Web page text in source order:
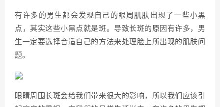
有许多的男生都会发现自己的眼周肌肤出现了一些小黑
点，其实这些小黑点就是斑。导致长斑的原因有许多，男
生一定要选择合适自己的方法来处理脸上所出现的肌肤问
题。
眼睛周围长斑会给我们带来很大的影响，所以我们应该引